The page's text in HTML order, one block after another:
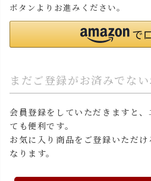
ボタンよりお進みください。
まだご登録がお済みでな
会員登録をしていただきますと
ても便利です。
お気に入り商品をご登録いただ
なります。